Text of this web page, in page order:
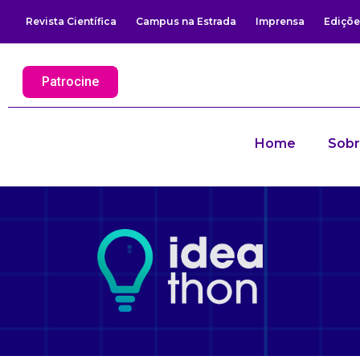
Revista Científica Campus na Estrada Imprensa
Patrocine
Home